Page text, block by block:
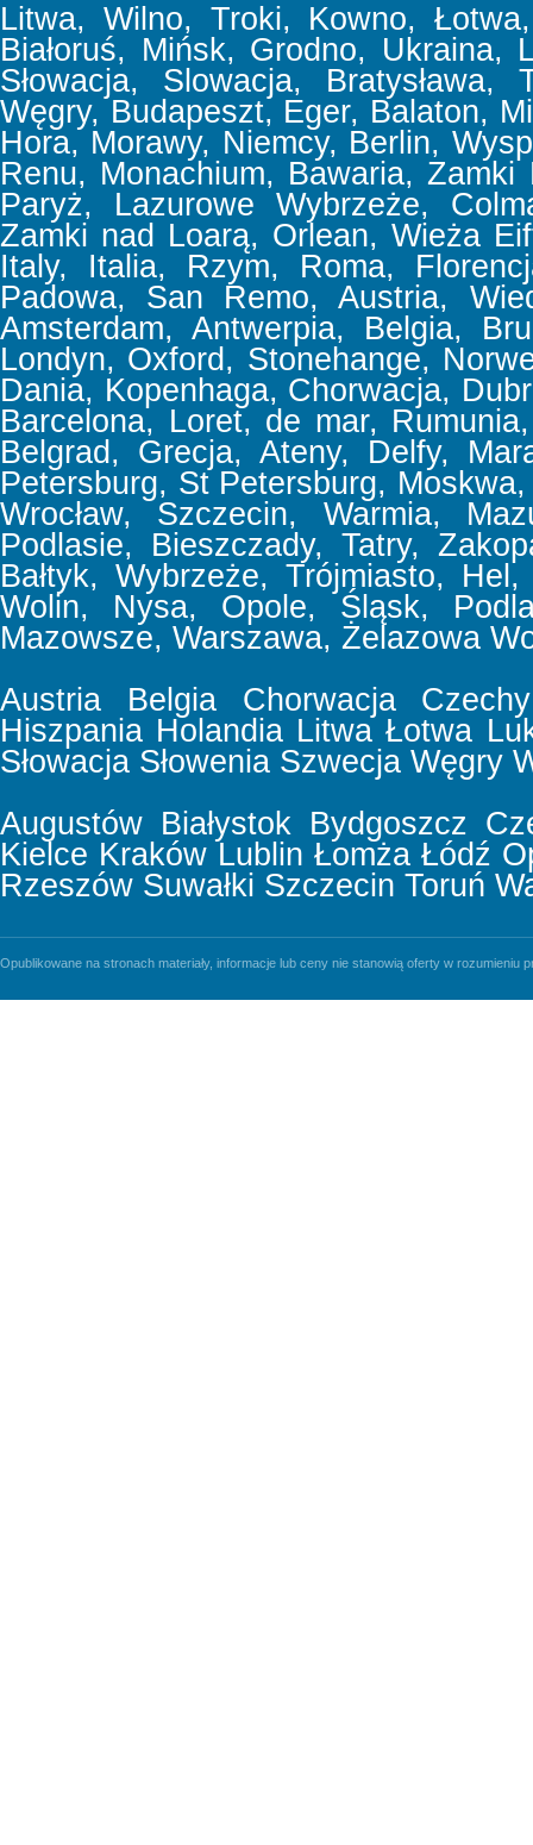
Litwa, Wilno, Troki, Kowno,
Białoruś, Mińsk, Grodno, Ukraina,
Słowacja, Slowacja, Bratysława,
Węgry, Budapeszt, Eger, Balaton,
Hora, Morawy, Niemcy, Berlin,
Renu, Monachium, Bawaria,
Paryż, Lazurowe Wybrzeże,
Zamki nad Loarą, Orlean, Wieża
Italy, Italia, Rzym, Roma,
Padowa, San Remo, Austria,
Amsterdam, Antwerpia, Belgia,
Londyn, Oxford, Stonehange,
Dania, Kopenhaga, Chorwacja,
Barcelona, Loret, de mar,
Belgrad, Grecja, Ateny, Delfy,
Petersburg, St Petersburg,
Wrocław, Szczecin, Warmia,
Podlasie, Bieszczady, Tatry,
Bałtyk, Wybrzeże, Trójmiasto,
Wolin, Nysa, Opole, Śląsk,
Mazowsze, Warszawa, Żelazowa
Austria
Belgia Chorwacja
Czechy
Hiszpania Holandia Litwa Łotwa
Słowacja Słowenia Szwecja Węgry
Augustów Białystok Bydgoszcz
Kielce Kraków Lublin Łomża Łódź
Rzeszów Suwałki Szczecin Toruń
Opublikowane na stronach materiały, informacje lub ceny nie stanowią oferty w rozumieniu